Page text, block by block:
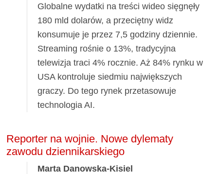
Globalne wydatki na treści wideo sięgnęły
180 mld dolarów, a przeciętny widz
konsumuje je przez 7,5 godziny dziennie.
Streaming rośnie o 13%, tradycyjna
telewizja traci 4% rocznie. Aż 84% rynku w
USA kontroluje siedmiu największych
graczy. Do tego rynek przetasowuje
technologia AI.
Reporter na wojnie. Nowe dylematy
zawodu dziennikarskiego
Marta Danowska-Kisiel